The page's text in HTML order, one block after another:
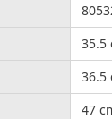
35.5
36.5
47